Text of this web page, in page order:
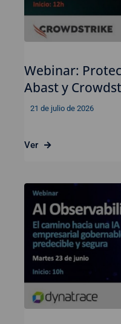
Webinar:
Abast y
21 de julio de 2026
Ver